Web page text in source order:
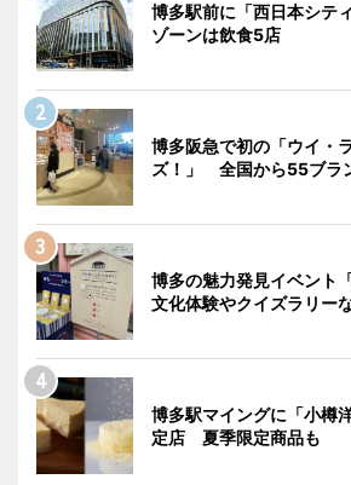
博多駅前に「西日本シテ
ゾーンは飲食5店
博多阪急で初の「ウイ・
ズ！」 全国から55ブラ
博多の魅力発見イベント
文化体験やクイズラリー
博多駅マイングに「小樽
定店 夏季限定商品も